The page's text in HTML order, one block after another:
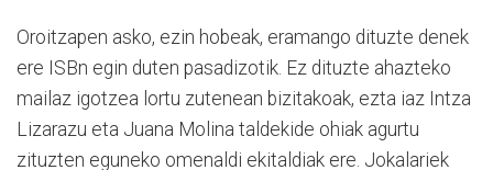
Oroitzapen asko, ezin hobeak, eramango dituzte denek
ere ISBn egin duten pasadizotik. Ez dituzte ahazteko
mailaz igotzea lortu zutenean bizitakoak, ezta iaz Intza
Lizarazu eta Juana Molina taldekide ohiak agurtu
zituzten eguneko omenaldi ekitaldiak ere. Jokalariek